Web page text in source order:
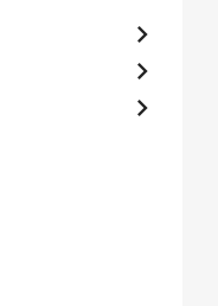


